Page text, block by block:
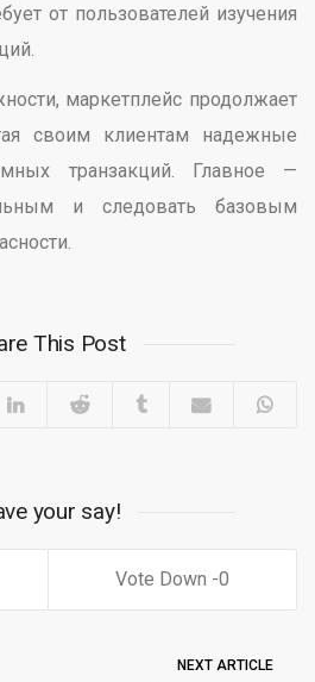
от пользователей изучения
маркетплейс продолжает
своим клиентам надежные
транзакций. Главное —
и следовать базовым
This Post
your say!
0
NEXT ARTICLE